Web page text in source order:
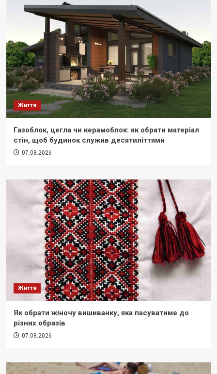
Життя
Газоблок, цегла чи керамоблок: як обрати матеріал
стін, щоб будинок служив десятиліттями
07.08.2026
Життя
Як обрати жіночу вишиванку, яка пасуватиме до
різних образів
07.08.2026